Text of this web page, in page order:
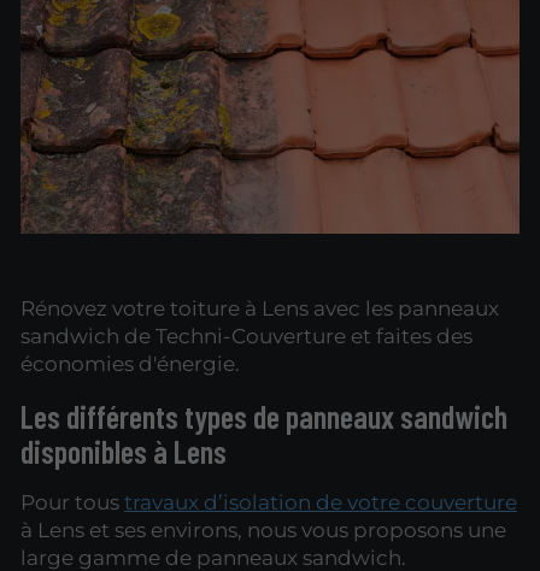
Rénovez votre toiture à Lens avec les panneaux
sandwich de Techni-Couverture et faites des
économies d'énergie.
Les différents types de panneaux sandwich
disponibles à Lens
Pour tous travaux d’isolation de votre couverture
à Lens et ses environs, nous vous proposons une
large gamme de panneaux sandwich.